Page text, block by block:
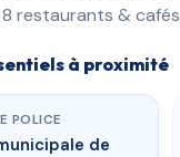
restaurants &
à proximité
POLICE
de